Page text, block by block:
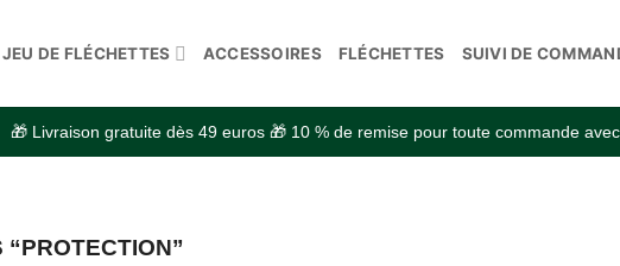
JEU DE FLÉCHETTES ACCESSOIRES FLÉCHETTES SUIVI DE
🎁 Livraison gratuite dès 49 euros 🎁 10 % de remise pour toute commande
“PROTECTION”